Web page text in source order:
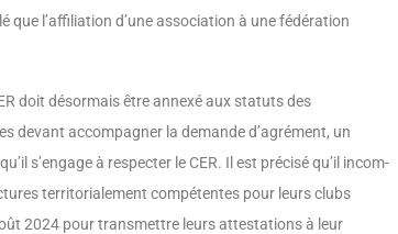
que l’affiliation d’une association à une fédération
doit désormais être annexé aux statuts des
devant accompagner la demande d’agré­ment, un
s’engage à respecter le CER. Il est précisé qu’il incom­
territorialement compétentes pour leurs clubs
2024 pour transmettre leurs attesta­tions à leur